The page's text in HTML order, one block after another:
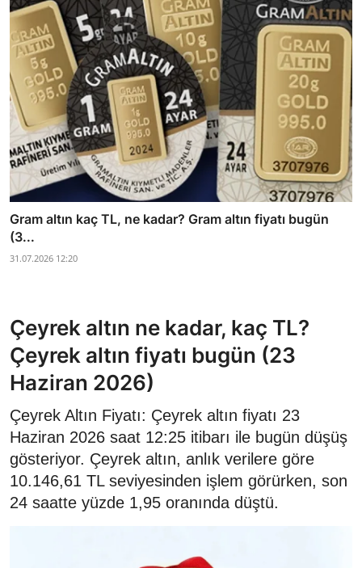
Gram altın kaç TL, ne kadar? Gram altın fiyatı bugün
(3...
31.07.2026 12:20
Çeyrek altın ne kadar, kaç TL?
Çeyrek altın fiyatı bugün (23
Haziran 2026)
Çeyrek Altın Fiyatı: Çeyrek altın fiyatı 23
Haziran 2026 saat 12:25 itibarı ile bugün düşüş
gösteriyor. Çeyrek altın, anlık verilere göre
10.146,61 TL seviyesinden işlem görürken, son
24 saatte yüzde 1,95 oranında düştü.